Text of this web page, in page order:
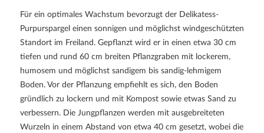
Für ein optimales Wachstum bevorzugt der Delikatess-
Purpurspargel einen sonnigen und möglichst windgeschützten
Standort im Freiland. Gepflanzt wird er in einen etwa 30 cm
tiefen und rund 60 cm breiten Pflanzgraben mit lockerem,
humosem und möglichst sandigem bis sandig-lehmigem
Boden. Vor der Pflanzung empfiehlt es sich, den Boden
gründlich zu lockern und mit Kompost sowie etwas Sand zu
verbessern. Die Jungpflanzen werden mit ausgebreiteten
Wurzeln in einem Abstand von etwa 40 cm gesetzt, wobei die